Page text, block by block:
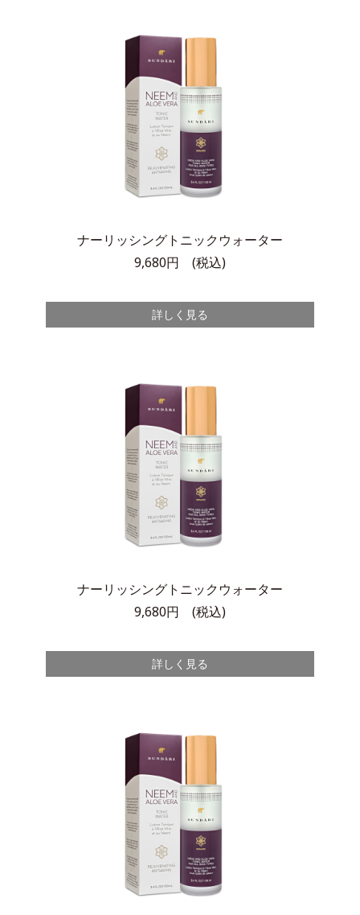
ナーリッシングトニックウォーター
9,680円 (税込)
詳しく見る
ナーリッシングトニックウォーター
9,680円 (税込)
詳しく見る